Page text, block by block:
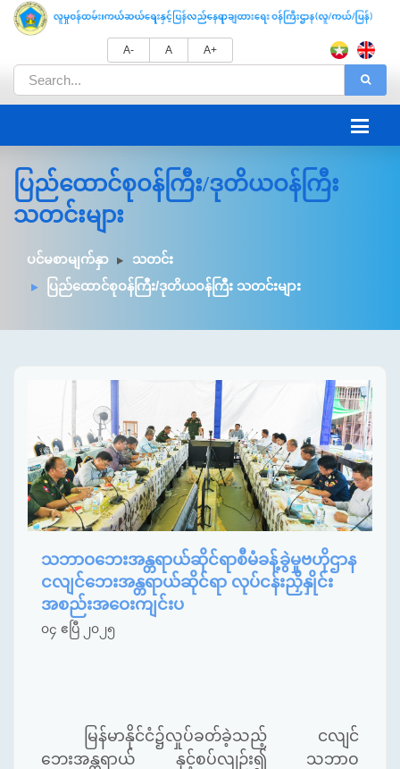
A- A A+
ပြည်ထောင်စုဝန်ကြီး/ဒုတိယဝန်ကြီး
သတင်းများ
ပင်မစာမျက်နှာ
သတင်း
ပြည်ထောင်စုဝန်ကြီး/ဒုတိယဝန်ကြီး သတင်းများ
သဘာဝဘေးအန္တရာယ်ဆိုင်ရာစီမံခန့်ခွဲမှုဗဟိုဌာန
ငလျင်ဘေးအန္တရာယ်ဆိုင်ရာ လုပ်ငန်းညှိနှိုင်း
အစည်းအဝေးကျင်းပ
၀၄ ဧပြီ ၂၀၂၅
မြန်မာနိုင်ငံ၌လှုပ်ခတ်ခဲ့သည့် ငလျင်
ဘေးအန္တရာယ် နှင့်စပ်လျဉ်း၍ သဘာဝ